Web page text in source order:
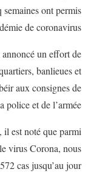
semaines ont permis
de coronavirus.
un effort de
banlieues et
aux consignes de
et de l’armée.
est noté que parmi
virus Corona, nous
cas jusqu’au jour